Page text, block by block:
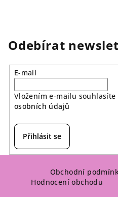
Odebírat
E-mail
Vložením e-mailu souhlasíte
osobních údajů
Přihlásit se
Obchodní
Hodnocení obchodu